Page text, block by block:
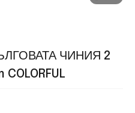
ЧИНИЯ 2